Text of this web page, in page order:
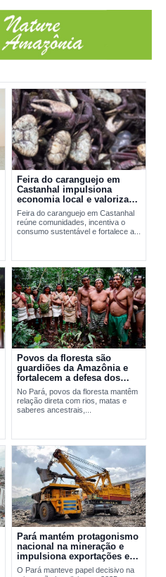
Feira do caranguejo em
Castanhal impulsiona
economia local e valoriza
manejo sustentável
Feira do caranguejo em Castanhal
reúne comunidades, incentiva o
consumo sustentável e fortalece a...
Povos da floresta são
guardiões da Amazônia e
fortalecem a defesa dos
territórios no Pará
No Pará, povos da floresta mantêm
relação direta com rios, matas e
saberes ancestrais,...
Pará mantém protagonismo
nacional na mineração e
impulsiona exportações em
2025
O Pará manteve papel decisivo na